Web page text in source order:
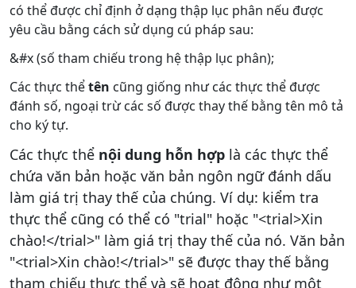
có thể được chỉ định ở dạng thập lục phân nếu được
yêu cầu bằng cách sử dụng cú pháp sau:
&#x (số tham chiếu trong hệ thập lục phân);
Các thực thểtên cũng giống như các thực thể được
đánh số, ngoại trừ các số được thay thế bằng tên mô tả
cho ký tự.
Các thực thể nội dung hỗn hợp là các thực thể
chứa văn bản hoặc văn bản ngôn ngữ đánh dấu
làm giá trị thay thế của chúng. Ví dụ: kiểm tra
thực thể cũng có thể có "trial" hoặc "<trial>Xin
chào!</trial>" làm giá trị thay thế của nó. Văn bản
"<trial>Xin chào!</trial>" sẽ được thay thế bằng
tham chiếu thực thể và sẽ hoạt động như một